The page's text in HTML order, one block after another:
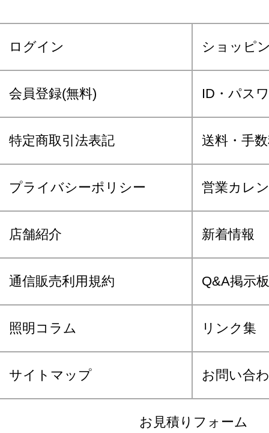
ログイン ショッピ
会員登録(無料) ID・パス
特定商取引法表記 送料・手
プライバシーポリシー 営業カレ
店舗紹介 新着情報
通信販売利用規約 Q&A掲示板
照明コラム リンク集
サイトマップ お問い合
お見積りフォーム